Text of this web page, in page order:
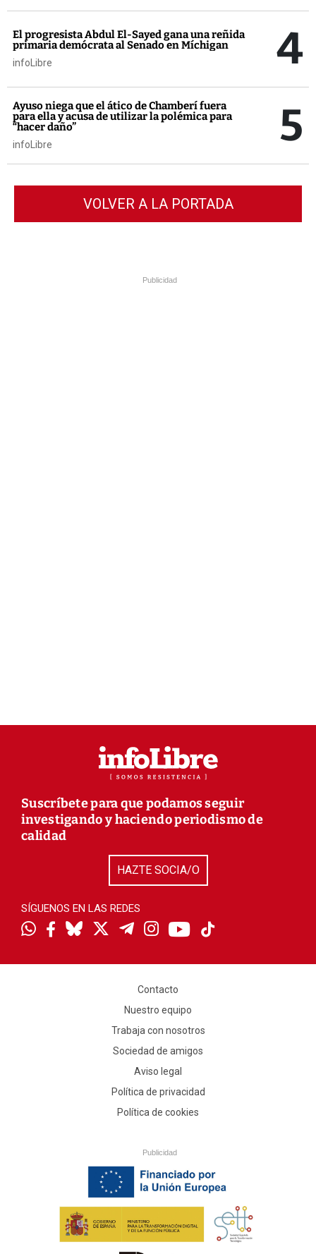
El progresista Abdul El-Sayed gana una reñida
primaria demócrata al Senado en Míchigan
infoLibre 4
Ayuso niega que el ático de Chamberí fuera
para ella y acusa de utilizar la polémica para
“hacer daño”
infoLibre 5
VOLVER A LA PORTADA
Publicidad
Suscríbete para que podamos seguir
investigando y haciendo periodismo de
calidad
HAZTE SOCIA/O
SÍGUENOS EN LAS REDES
Contacto
Nuestro equipo
Trabaja con nosotros
Sociedad de amigos
Aviso legal
Política de privacidad
Política de cookies
Publicidad